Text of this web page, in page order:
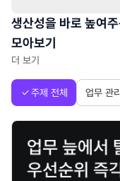
생산성을 바로 높여
모아보기
더 보기
주제 전체 업무 관